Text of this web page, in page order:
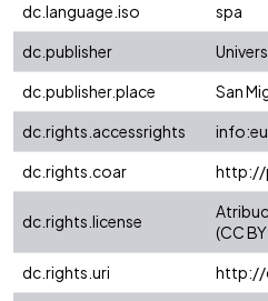
dc.language.iso
spa
dc.publisher
dc.publisher.place
San
dc.rights.accessrights
dc.rights.coar
http://
dc.rights.license
(CC
dc.rights.uri
http://